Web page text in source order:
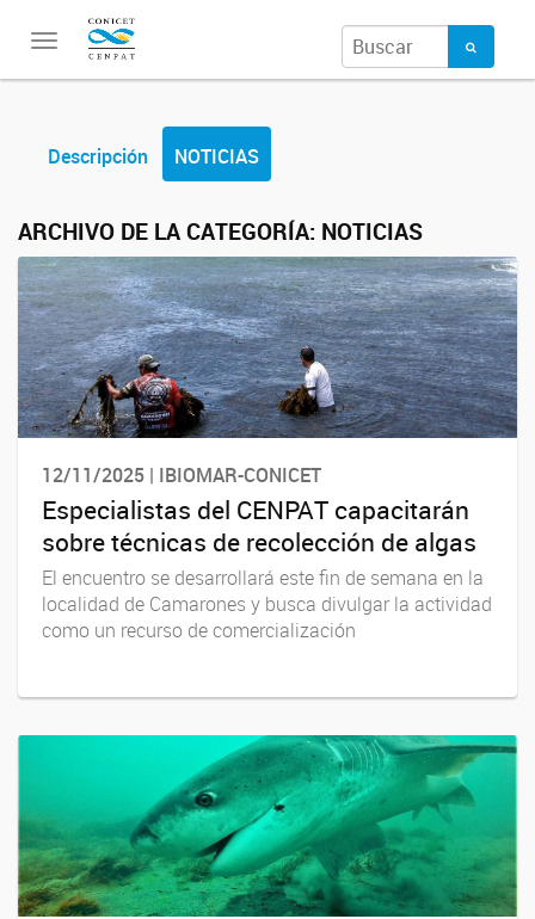
Toggle
Descripción NOTICIAS
ARCHIVO DE LA CATEGORÍA: NOTICIAS
12/11/2025 | IBIOMAR-CONICET
Especialistas del CENPAT capacitarán
sobre técnicas de recolección de algas
El encuentro se desarrollará este fin de semana en la
localidad de Camarones y busca divulgar la actividad
como un recurso de comercialización